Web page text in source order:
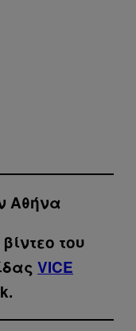
Αθήνα
του
VICE